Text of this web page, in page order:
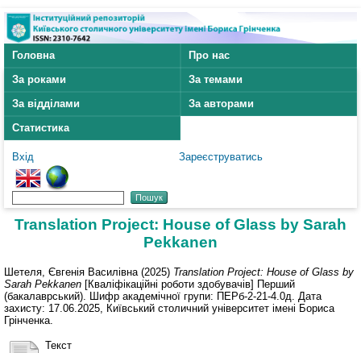
Головна
Про нас
За роками
За темами
За відділами
За авторами
Статистика
Вхід Зареєструватись
Translation Project: House of Glass by Sarah
Pekkanen
Шетеля, Євгенія Василівна (2025) Translation Project: House of Glass by
Sarah Pekkanen [Кваліфікаційні роботи здобувачів] Перший
(бакалаврський). Шифр академічної групи: ПЕРб-2-21-4.0д. Дата
захисту: 17.06.2025, Київський столичний університет імені Бориса
Грінченка.
Текст